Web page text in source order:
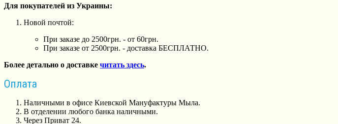
Для покупателей из Украины:
Новой почтой:
При заказе до 2500грн. - от 60грн.
При заказе от 2500грн. - доставка БЕСПЛАТНО.
Более детально о доставке читать здесь.
Оплата
Наличными в офисе Киевской Мануфактуры Мыла.
В отделении любого банка наличными.
Через Приват 24.